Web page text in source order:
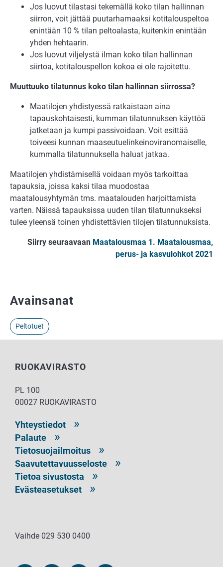
Avainsanat
Peltotuet
Jos luovut tilastasi tekemällä koko tilan hallinnan
siirron, voit jättää puutarhamaaksi kotitalouspeltoa
enintään 10 % tilan peltoalasta, kuitenkin enintään
yhden hehtaarin.
Jos luovut viljelystä ilman koko tilan hallinnan
siirtoa, kotitalouspellon kokoa ei ole rajoitettu.
Muuttuuko tilatunnus koko tilan hallinnan siirrossa?
Maatilojen yhdistyessä ratkaistaan aina
tapauskohtaisesti, kumman tilatunnuksen käyttöä
jatketaan ja kumpi passivoidaan. Voit esittää
toiveesi kunnan maaseutuelinkeinoviranomaiselle,
kummalla tilatunnuksella haluat jatkaa.
Maatilojen yhdistämisellä voidaan myös tarkoittaa
tapauksia, joissa kaksi tilaa muodostaa
maatalousyhtymän tms. maatalouden harjoittamista
varten. Näissä tapauksissa uuden tilan tilatunnukseksi
tulee yleensä toinen yhdistettävien tilojen tilatunnuksista.
Siirry seuraavaan Maatalousmaa 1. Maatalousmaa,
perus- ja kasvulohkot 2021
RUOKAVIRASTO
PL 100
00027 RUOKAVIRASTO
Yhteystiedot
Palaute
Tietosuojailmoitus
Saavutettavuusseloste
Tietoa sivustosta
Evästeasetukset
Vaihde 029 530 0400